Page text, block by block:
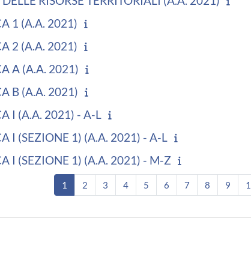
1 (A.A. 2021)
2 (A.A. 2021)
A (A.A. 2021)
B (A.A. 2021)
I (A.A. 2021) - A-L
I (SEZIONE 1) (A.A. 2021) - A-L
I (SEZIONE 1) (A.A. 2021) - M-Z
1 Pagina 1
2Pagina 2
3Pagina 3
4Pagina 4
5Pagina 5
6Pagina 6
7Pagina 7
8Pagina 8
9